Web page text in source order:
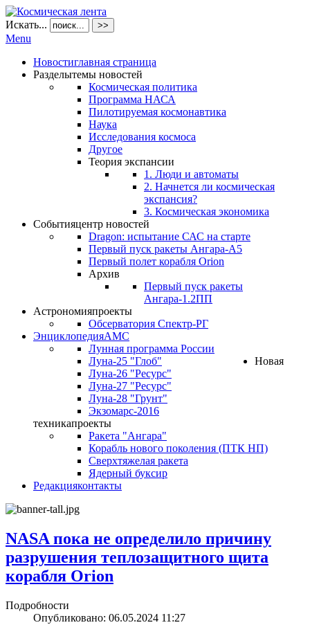
Искать... >>
Menu
Новостиглавная страница
Разделытемы новостей
Космическая политика
Программа НАСА
Пилотируемая космонавтика
Наука
Исследования космоса
Другое
Теория экспансии
1. Люди и автоматы
2. Начнется ли космическая
экспансия?
3. Космическая экономика
Событияцентр новостей
Dragon: испытание САС на старте
Первый пуск ракеты Ангара-А5
Первый полет корабля Orion
Архив
Первый пуск ракеты
Ангара-1.2ПП
Астрономияпроекты
Обсерватория Спектр-РГ
ЭнциклопедияАМС
Лунная программа России
Луна-25 "Глоб"
Луна-26 "Ресурс"
Луна-27 "Ресурс"
Луна-28 "Грунт"
Экзомарс-2016
Новая
техникапроекты
Ракета "Ангара"
Корабль нового поколения (ПТК НП)
Сверхтяжелая ракета
Ядерный буксир
Редакцияконтакты
NASA пока не определило причину
разрушения теплозащитного щита
корабля Orion
Подробности
Опубликовано: 06.05.2024 11:27